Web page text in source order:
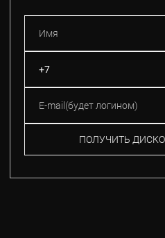
ПОЛУЧИТЬ